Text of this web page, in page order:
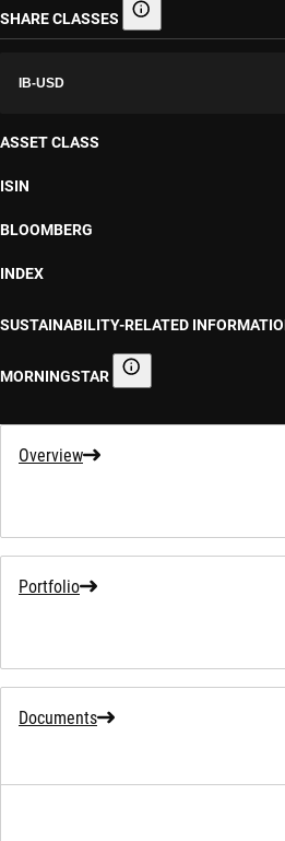
SHARE CLASSES Share classes
IB-USD
ASSET CLASS
ISIN
BLOOMBERG
INDEX
SUSTAINABILITY-RELATED
MORNINGSTAR Morningstar
Overview
Portfolio
Documents